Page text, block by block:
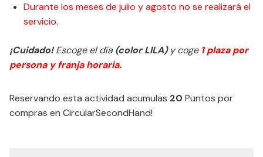
Durante los meses de julio y agosto no se realizará el
servicio.
¡Cuidado!Escoge el día (color LILA)y coge 1 plaza por
persona y franja horaria.
Reservando esta actividad acumulas 20 Puntos por
compras en CircularSecondHand!